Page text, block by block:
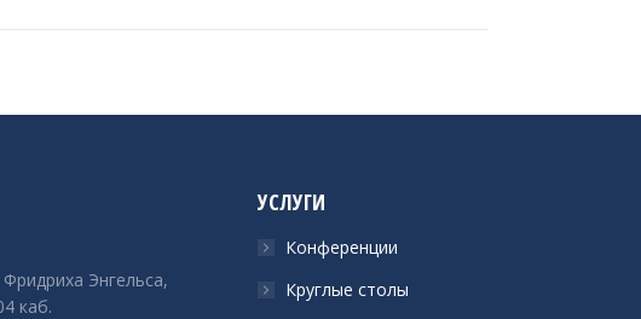
Энгельса,
каб.
УСЛУГИ
Конференции
Круглые столы